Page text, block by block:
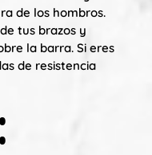
de los hombros.
tus brazos y
la barra. Si eres
de resistencia